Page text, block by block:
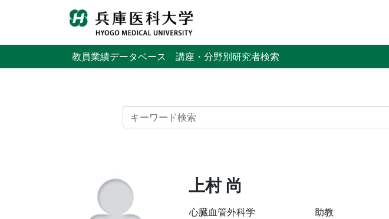
教員業績データベース 講座・分野別研究者検索
検索
上村 尚
心臓血管外科学 助教